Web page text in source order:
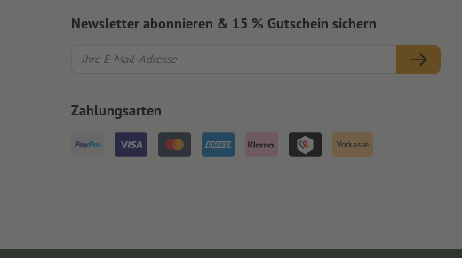
Newsletter abonnieren & 15 % Gutschein sichern
Zahlungsarten
Vorkasse